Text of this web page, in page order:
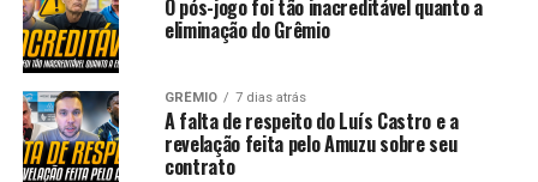
O pós-jogo foi tão inacreditável quanto a
eliminação do Grêmio
GRÊMIO 7 dias atrás
A falta de respeito do Luís Castro e a
revelação feita pelo Amuzu sobre seu
contrato